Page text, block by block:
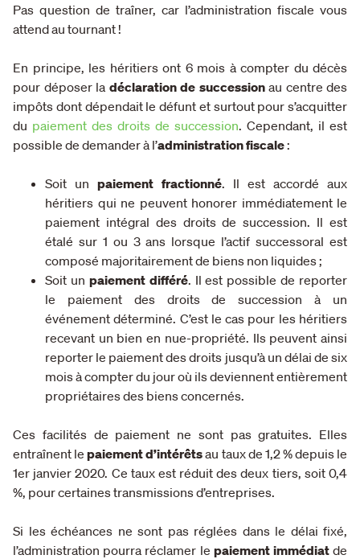
Pas question de traîner, car l’administration fiscale vous
attend au tournant !
En principe, les héritiers ont 6 mois à compter du décès
pour déposer la déclaration de successionau centre des
impôts dont dépendait le défunt et surtout pour s’acquitter
du paiement des droits de succession. Cependant, il est
possible de demander à l’administration fiscale:
Soit un paiement fractionné. Il est accordé aux
héritiers qui ne peuvent honorer immédiatement le
paiement intégral des droits de succession. Il est
étalé sur 1 ou 3 ans lorsque l’actif successoral est
composé majoritairement de biens non liquides ;
Soit un paiement différé. Il est possible de reporter
le paiement des droits de succession à un
événement déterminé. C’est le cas pour les héritiers
recevant un bien en nue-propriété. Ils peuvent ainsi
reporter le paiement des droits jusqu’à un délai de six
mois à compter du jour où ils deviennent entièrement
propriétaires des biens concernés.
Ces facilités de paiement ne sont pas gratuites. Elles
entraînent lepaiement d’intérêtsau taux de 1,2 % depuis le
1er janvier 2020. Ce taux est réduit des deux tiers, soit 0,4
%, pour certaines transmissions d’entreprises.
Si les échéances ne sont pas réglées dans le délai fixé,
l’administration pourra réclamer le paiement immédiatde